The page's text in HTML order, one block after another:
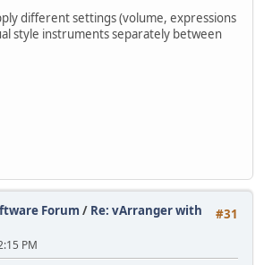
different settings (volume, expressions
style instruments separately between
#31
Forum / Re: vArranger with
PM